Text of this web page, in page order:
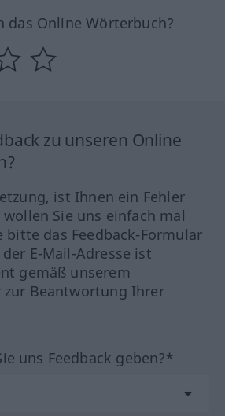
das Online Wörterbuch?
zu unseren Online
ist Ihnen ein Fehler
Sie uns einfach mal
bitte das Feedback-Formular
E-Mail-Adresse ist
gemäß unserem
zur Beantwortung Ihrer
uns Feedback geben?*